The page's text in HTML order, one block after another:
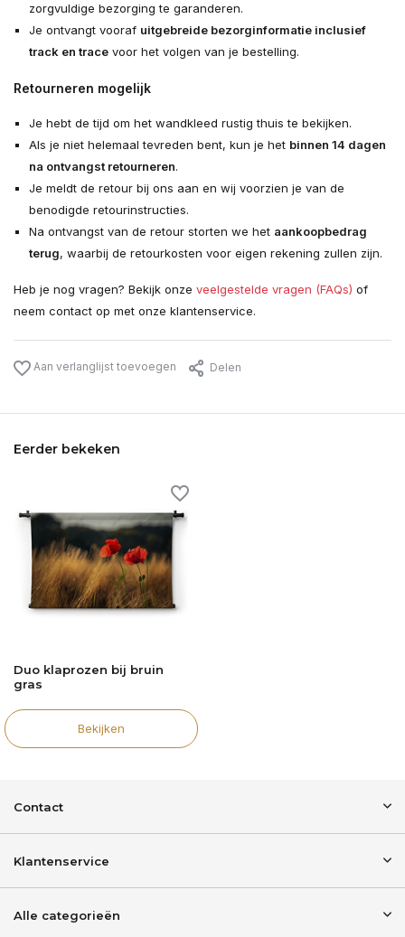
zorgvuldige bezorging te garanderen.
Je ontvangt vooraf uitgebreide bezorginformatie inclusief
track en tracevoor het volgen van je bestelling.
Retourneren mogelijk
Je hebt de tijd om het wandkleed rustig thuis te bekijken.
Als je niet helemaal tevreden bent, kun je het binnen 14 dagen
na ontvangst retourneren.
Je meldt de retour bij ons aan en wij voorzien je van de
benodigde retourinstructies.
Na ontvangst van de retour storten we het aankoopbedrag
terug, waarbij de retourkosten voor eigen rekening zullen zijn.
Heb je nog vragen? Bekijk onze veelgestelde vragen (FAQs) of
neem contact op met onze klantenservice.
Aan verlanglijst toevoegen Delen
Eerder bekeken
Duo klaprozen bij bruin
gras
Bekijken
Contact
Klantenservice
Alle categorieën